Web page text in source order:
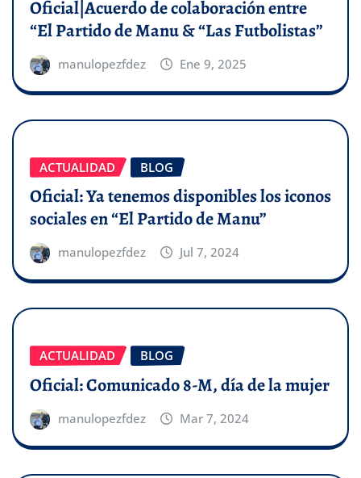
Oficial|Acuerdo de colaboración entre
“El Partido de Manu & “Las Futbolistas”
manulopezfdez Ene 9, 2025
ACTUALIDAD BLOG
Oficial: Ya tenemos disponibles los iconos
sociales en “El Partido de Manu”
manulopezfdez Jul 7, 2024
ACTUALIDAD BLOG
Oficial: Comunicado 8-M, día de la mujer
manulopezfdez Mar 7, 2024